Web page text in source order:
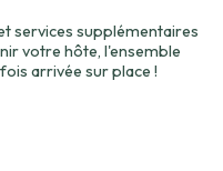
services supplémentaires
votre hôte, l'ensemble
arrivée sur place !